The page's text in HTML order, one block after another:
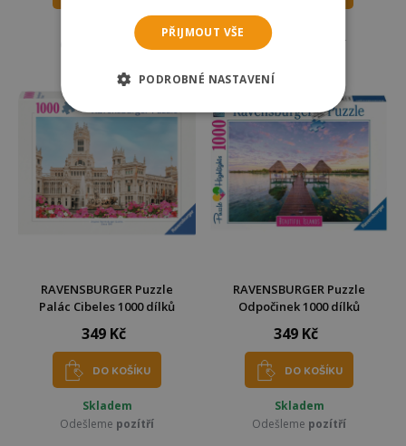
pozítří
Odešleme
pozítří
RAVENSBURGER Puzzle
Palác Cibeles 1000 dílků
349 Kč
DO KOŠÍKU
Skladem
Odešleme pozítří
RAVENSBURGER Puzzle
Odpočinek 1000 dílků
349 Kč
DO KOŠÍKU
Skladem
Odešleme pozítří
PŘIJMOUT VŠE
PODROBNÉ NASTAVENÍ